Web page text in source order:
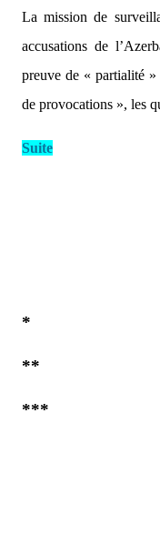
La mission de
accusations de
preuve de « partialité »
de provocations », les
Suite
*
**
***